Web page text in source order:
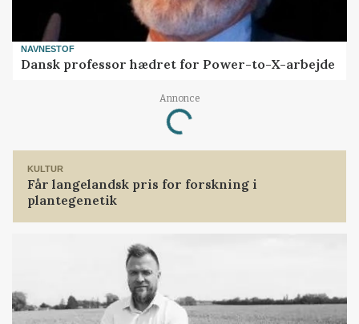
NAVNESTOF
Dansk professor hædret for Power-to-X-arbejde
Annonce
Loading...
KULTUR
Får langelandsk pris for forskning i
plantegenetik